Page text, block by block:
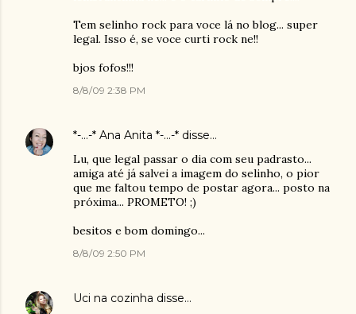
Tem selinho rock para voce lá no blog... super
legal. Isso é, se voce curti rock ne!!
bjos fofos!!!
8/8/09 2:38 PM
*-...-* Ana Anita *-...-* disse…
Lu, que legal passar o dia com seu padrasto...
amiga até já salvei a imagem do selinho, o pior
que me faltou tempo de postar agora... posto na
próxima... PROMETO! ;)
besitos e bom domingo...
8/8/09 2:50 PM
Uci na cozinha disse…